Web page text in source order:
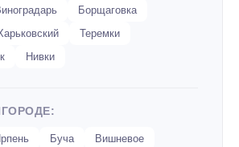
требующие замены или
и внешних элементов.
встречаются наиболее
Борщаговка
Теремки
Нивки
Буча
Вишневое